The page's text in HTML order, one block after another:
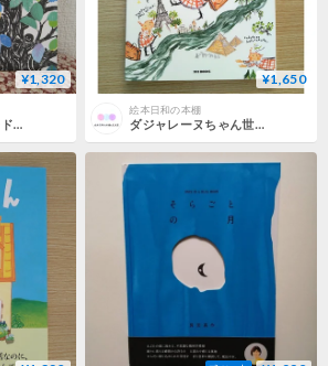
¥1,320
ビューティフルシャドーのかくれんぼ
¥1,650
絵本日和の本棚
ダジャレーヌちゃん世界のたび